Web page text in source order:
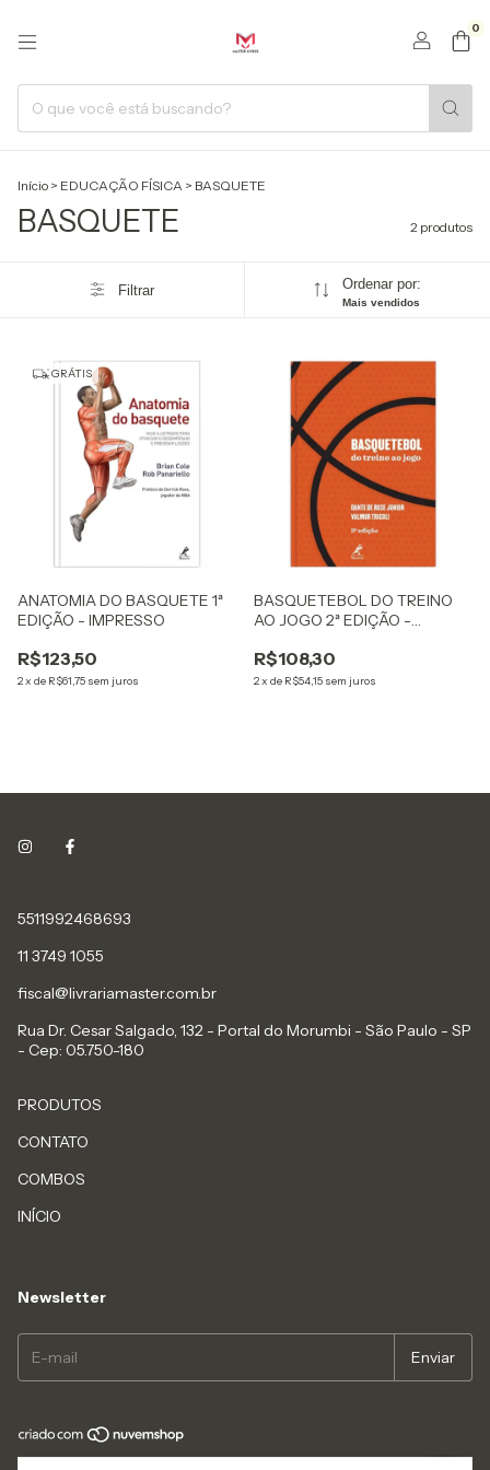
0
Início > EDUCAÇÃO FÍSICA > BASQUETE
BASQUETE 2 produtos
Filtrar Ordenar por:
Mais vendidos
GRÁTIS
ANATOMIA DO BASQUETE 1ª
EDIÇÃO - IMPRESSO
R$123,50
2x de R$61,75 sem juros
BASQUETEBOL DO TREINO
AO JOGO 2ª EDIÇÃO -
R$108,30
2x de R$54,15 sem juros
5511992468693
11 3749 1055
fiscal@livrariamaster.com.br
Rua Dr. Cesar Salgado, 132 - Portal do Morumbi - São Paulo - SP
- Cep: 05.750-180
PRODUTOS
CONTATO
COMBOS
INÍCIO
Newsletter
Copyright MASTER LIVROS - 23168913000117 - 2026. Todos os direitos